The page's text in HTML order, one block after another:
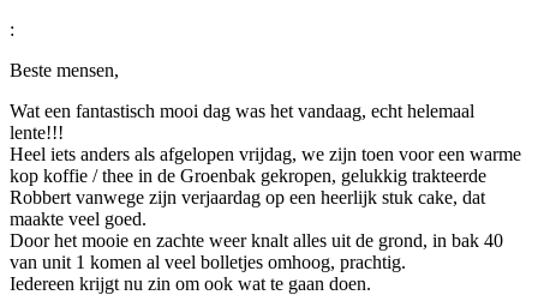
:
Beste mensen,
Wat een fantastisch mooi dag was het vandaag, echt helemaal
lente!!!
Heel iets anders als afgelopen vrijdag, we zijn toen voor een warme
kop koffie / thee in de Groenbak gekropen, gelukkig trakteerde
Robbert vanwege zijn verjaardag op een heerlijk stuk cake, dat
maakte veel goed.
Door het mooie en zachte weer knalt alles uit de grond, in bak 40
van unit 1 komen al veel bolletjes omhoog, prachtig.
Iedereen krijgt nu zin om ook wat te gaan doen.